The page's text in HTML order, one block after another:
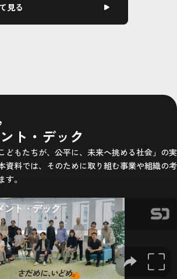
見る
ト・デック
どもたちが、公平に、未来へ挑める社会」の実
資料では、そのために取り組む事業や組織の考
。